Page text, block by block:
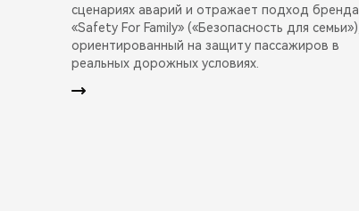
сценариях аварий и отражает подход бренда
«Safety For Family» («Безопасность для семьи»),
ориентированный на защиту пассажиров в
реальных дорожных условиях.